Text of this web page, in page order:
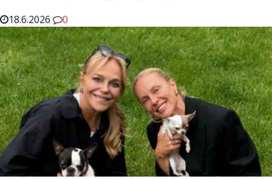
18.6.2026
0